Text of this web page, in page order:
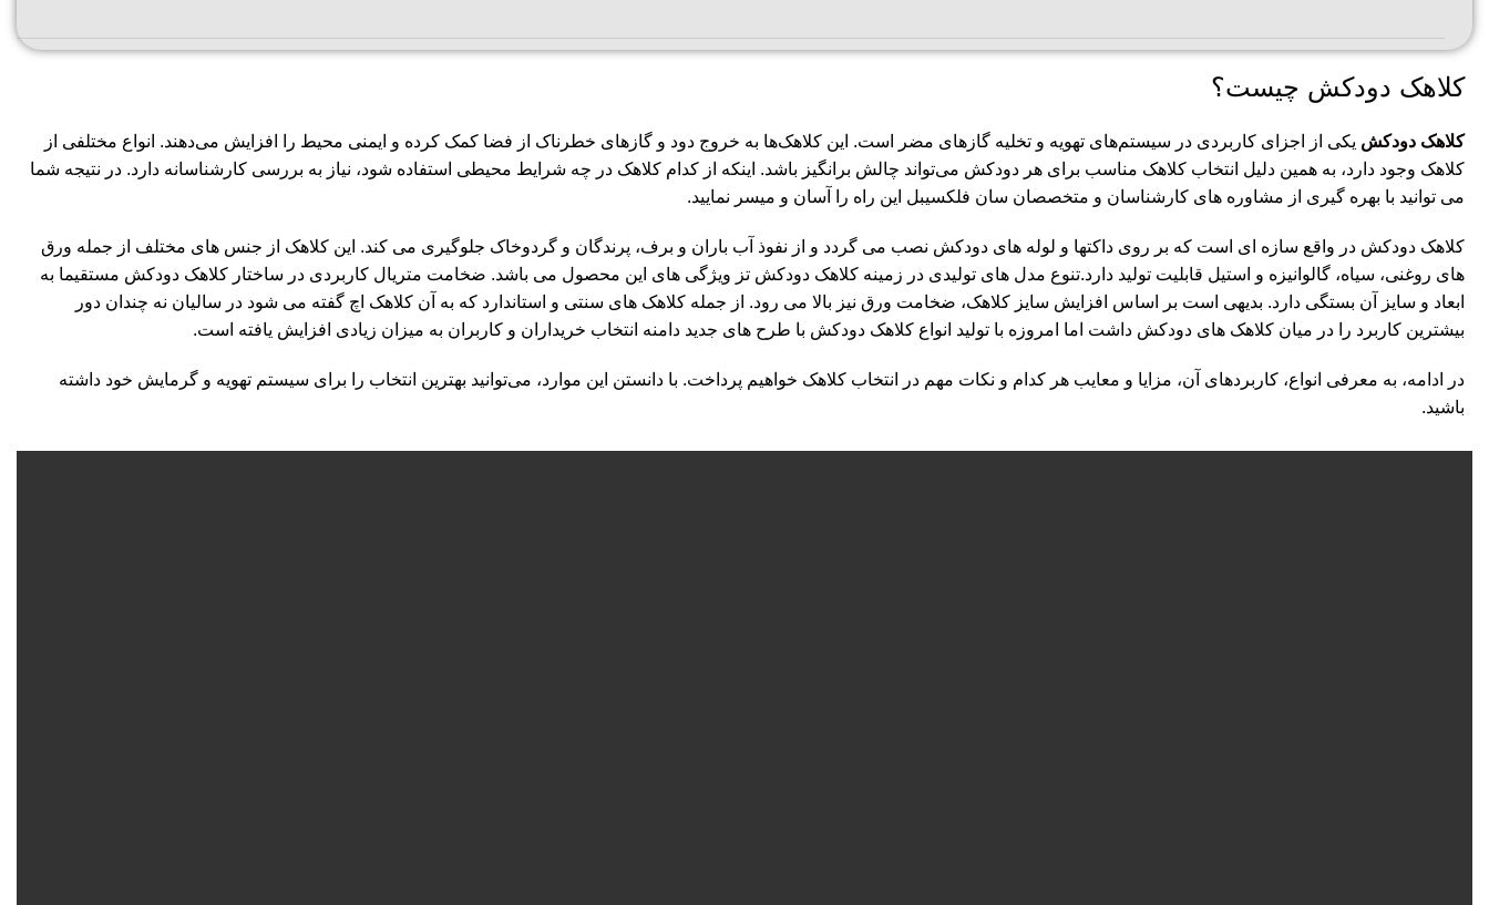
کلاهک دودکش چیست؟
کلاهک دودکش یکی از اجزای کاربردی در سیستم‌های تهویه و تخلیه گازهای مضر است. این کلاهک‌ها به خروج دود و گازهای خطرناک از فضا کمک کرده و ایمنی محیط را افزایش می‌دهند. انواع مختلفی از
کلاهک‌ وجود دارد، به همین دلیل انتخاب کلاهک مناسب برای هر دودکش می‌تواند چالش برانگیز باشد. اینکه از کدام کلاهک در چه شرایط محیطی استفاده شود، نیاز به بررسی کارشناسانه دارد. در نتیجه شما
می توانید با بهره گیری از مشاوره های کارشناسان و متخصصان سان فلکسیبل این راه را آسان و میسر نمایید.
کلاهک دودکش در واقع سازه ای است که بر روی داکتها و لوله های دودکش نصب می گردد و از نفوذ آب باران و برف، پرندگان و گردوخاک جلوگیری می کند. این کلاهک از جنس های مختلف از جمله ورق
های روغنی، سیاه، گالوانیزه و استیل قابلیت تولید دارد.تنوع مدل های تولیدی در زمینه کلاهک دودکش تز ویژگی های این محصول می باشد. ضخامت متریال کاربردی در ساختار کلاهک دودکش مستقیما به
ابعاد و سایز آن بستگی دارد. بدیهی است بر اساس افزایش سایز کلاهک، ضخامت ورق نیز بالا می رود. از جمله کلاهک های سنتی و استاندارد که به آن کلاهک اچ گفته می شود در سالیان نه چندان دور
بیشترین کاربرد را در میان کلاهک های دودکش داشت اما امروزه با تولید انواع کلاهک دودکش با طرح های جدید دامنه انتخاب خریداران و کاربران به میزان زیادی افزایش یافته است.
در ادامه، به معرفی انواع، کاربردهای آن‌، مزایا و معایب هر کدام و نکات مهم در انتخاب کلاهک خواهیم پرداخت. با دانستن این موارد، می‌توانید بهترین انتخاب را برای سیستم تهویه و گرمایش خود داشته
باشید.